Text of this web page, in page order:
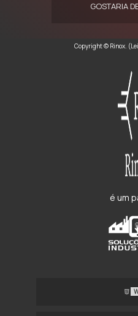
GOSTARIA
Copyright © Rinox.
é um